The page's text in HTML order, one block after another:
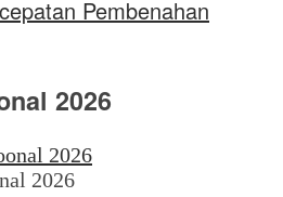
Pembenahan
2026
2026